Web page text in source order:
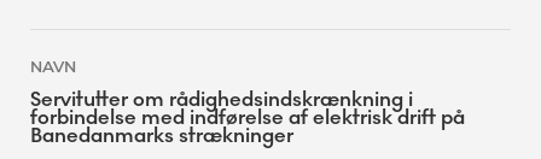
Servitutter om rådighedsindskrænkning i
forbindelse med indførelse af elektrisk drift på
Banedanmarks strækninger